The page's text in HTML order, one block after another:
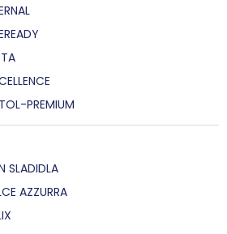
PREMIUM
SLADIDLA
AZZURRA